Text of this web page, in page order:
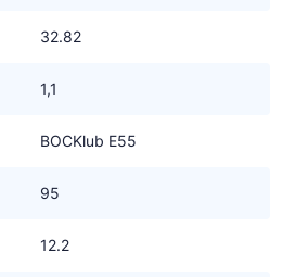
32.82
1,1
BOCKlub E55
95
12.2